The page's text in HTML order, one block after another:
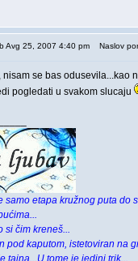
Avg 25, 2007 4:40 pm Naslov
se bas odusevila...kao
pogledati u svakom slucaju
samo etapa kružnog puta do
si čim kreneš...
pod kaputom, istetoviran na
tajna...U tome je jedini trik...